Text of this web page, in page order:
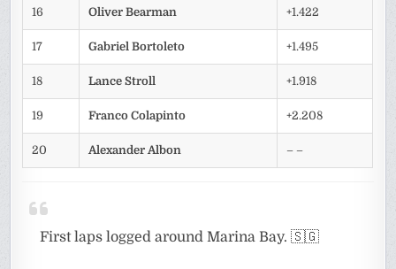
16 Oliver Bearman +1.422
17 Gabriel Bortoleto +1.495
18 Lance Stroll +1.918
19 Franco Colapinto +2.208
20 Alexander Albon – –
First laps logged around Marina Bay. 🇸🇬